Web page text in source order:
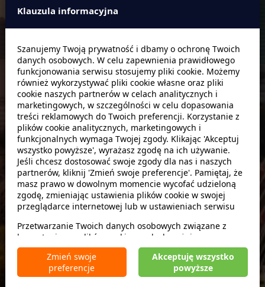
Data odbioru Godzina
Data zwrotu Godzina
Szukaj
zwróć w innym miejscu
Brak limitu kilometrów
Bezpłatne odwołanie rezerwacji
Klauzula informacyjna
Szanujemy Twoją prywatność i dbamy o ochronę Twoich
danych osobowych. W celu zapewnienia prawidłowego
funkcjonowania serwisu stosujemy pliki cookie. Możemy
również wykorzystywać pliki cookie własne oraz pliki
cookie naszych partnerów w celach analitycznych i
marketingowych, w szczególności w celu dopasowania
treści reklamowych do Twoich preferencji. Korzystanie z
plików cookie analitycznych, marketingowych i
funkcjonalnych wymaga Twojej zgody. Klikając 'Akceptuj
wszystko powyższe', wyrażasz zgodę na ich używanie.
Jeśli chcesz dostosować swoje zgody dla nas i naszych
partnerów, kliknij 'Zmień swoje preferencje'. Pamiętaj, że
masz prawo w dowolnym momencie wycofać udzieloną
zgodę, zmieniając ustawienia plików cookie w swojej
przeglądarce internetowej lub w ustawieniach serwisu
Przetwarzanie Twoich danych osobowych związane z
korzystaniem z plików cookie w celach wyżej
wymienionych jest prowadzone przez CarFree sp. z o.o. z
siedzibą w Warszawie (02-677), ul. Cybernetyki 5,
będącego administratorem danych. W niektórych
Zmień swoje
preferencje
Akceptuję wszystko
powyższe